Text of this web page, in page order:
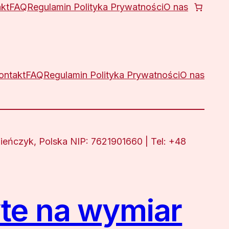
FAQRegulamin Polityka PrywatnościO nas
FAQRegulamin Polityka PrywatnościO nas
Polska NIP: 7621901660 | Tel: +48
na wymiar